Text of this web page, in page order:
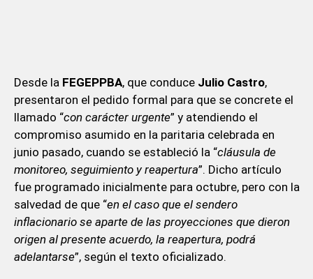
Desde la FEGEPPBA, que conduce Julio Castro,
presentaron el pedido formal para que se concrete el
llamado “con carácter urgente” y atendiendo el
compromiso asumido en la paritaria celebrada en
junio pasado, cuando se estableció la “cláusula de
monitoreo, seguimiento y reapertura”. Dicho artículo
fue programado inicialmente para octubre, pero con la
salvedad de que “en el caso que el sendero
inflacionario se aparte de las proyecciones que dieron
origen al presente acuerdo, la reapertura, podrá
adelantarse”, según el texto oficializado.